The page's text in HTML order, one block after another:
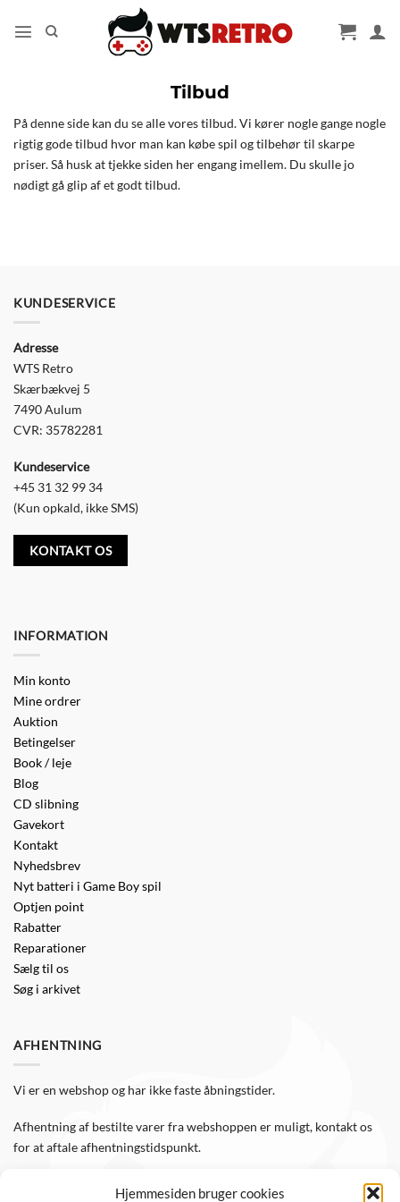
Hjemmesiden bruger cookies
Tilbud
På denne side kan du se alle vores tilbud. Vi kører nogle gange nogle
rigtig gode tilbud hvor man kan købe spil og tilbehør til skarpe
priser. Så husk at tjekke siden her engang imellem. Du skulle jo
nødigt gå glip af et godt tilbud.
KUNDESERVICE
Adresse
WTS Retro
Skærbækvej 5
7490 Aulum
CVR: 35782281
Kundeservice
+45 31 32 99 34
(Kun opkald, ikke SMS)
KONTAKT OS
INFORMATION
Min konto
Mine ordrer
Auktion
Betingelser
Book / leje
Blog
CD slibning
Gavekort
Kontakt
Nyhedsbrev
Nyt batteri i Game Boy spil
Optjen point
Rabatter
Reparationer
Sælg til os
Søg i arkivet
AFHENTNING
Vi er en webshop og har ikke faste åbningstider.
Afhentning af bestilte varer fra webshoppen er muligt, kontakt os
for at aftale afhentningstidspunkt.